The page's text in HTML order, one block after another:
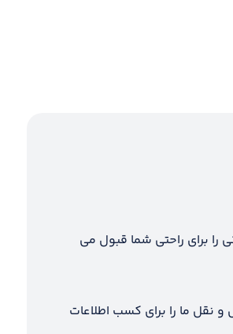
را برای راحتی شما قبول می
نقل ما را برای کسب اطلاعات